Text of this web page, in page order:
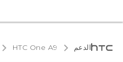
الدعم HTC One A9‎